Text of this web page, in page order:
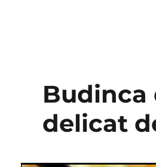
Budinca
delicat